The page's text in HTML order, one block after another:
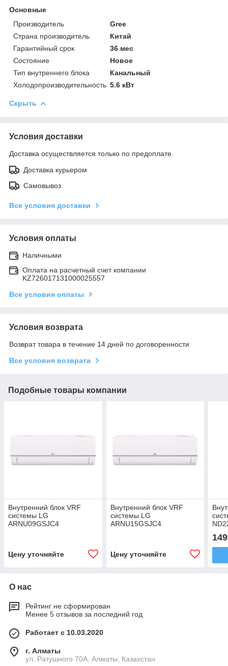
Основные
Производитель
Gree
Страна производитель
Китай
Гарантийный срок
36 мес
Состояние
Новое
Тип внутреннего блока
Канальный
Холодопроизводительность 5.6 кВт
Скрыть
Условия доставки
Доставка осуществляется только по предоплате.
Доставка курьером
Самовывоз
Все условия доставки
Условия оплаты
Наличными
Оплата на расчетный счет компании
KZ726017131000025557
Все условия оплаты
Условия возврата
Возврат товара в течение 14 дней по договоренности
Все условия возврата
Подобные товары компании
Внутренний блок VRF
системы LG
ARNU09GSJC4
Цену уточняйте
Внутренний блок VRF
системы LG
ARNU15GSJC4
Цену уточняйте
О нас
Рейтинг не сформирован
Менее 5 отзывов за последний год
Работает с 10.03.2020
г. Алматы
ул. Ратушного 70А, Алматы, Казахстан